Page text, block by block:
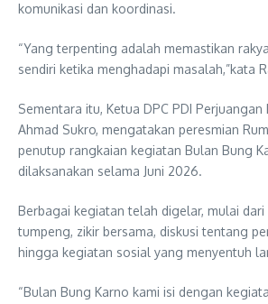
komunikasi dan koordinasi.
“Yang terpenting adalah memastikan
sendiri ketika menghadapi masalah,”kata
Sementara itu, Ketua DPC PDI Perjuangan
Ahmad Sukro, mengatakan peresmian
penutup rangkaian kegiatan Bulan Bung
dilaksanakan selama Juni 2026.
Berbagai kegiatan telah digelar, mulai
tumpeng, zikir bersama, diskusi tentang
hingga kegiatan sosial yang menyentuh
“Bulan Bung Karno kami isi dengan